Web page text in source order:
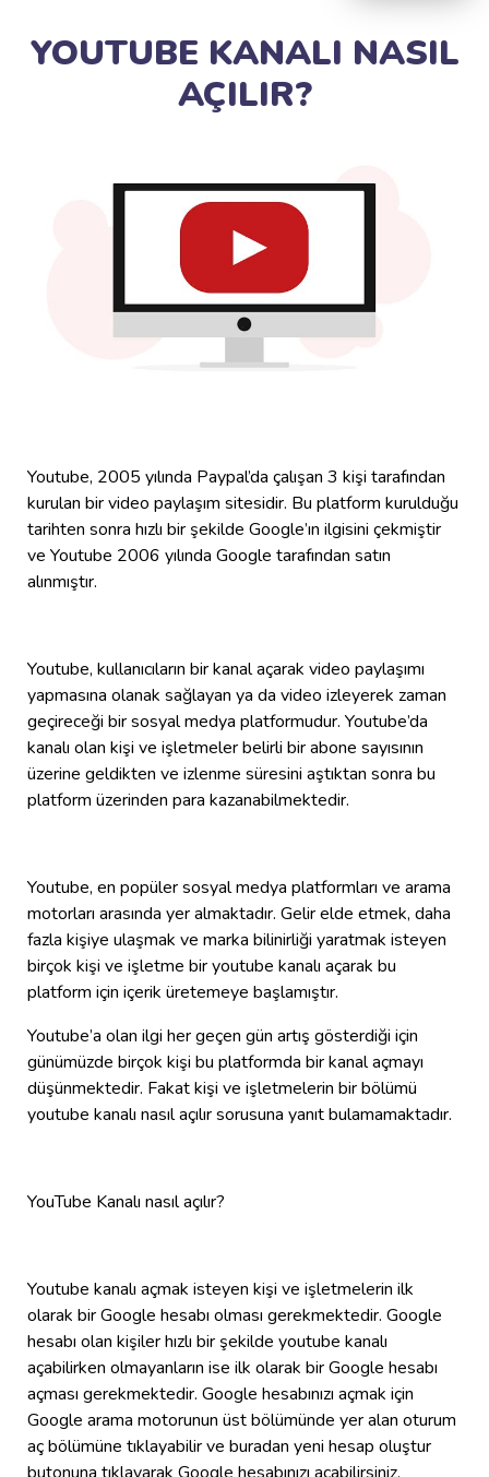
YOUTUBE KANALI NASIL
AÇILIR?
Youtube, 2005 yılında Paypal’da çalışan 3 kişi tarafından
kurulan bir video paylaşım sitesidir. Bu platform kurulduğu
tarihten sonra hızlı bir şekilde Google’ın ilgisini çekmiştir
ve Youtube 2006 yılında Google tarafından satın
alınmıştır.
Youtube, kullanıcıların bir kanal açarak video paylaşımı
yapmasına olanak sağlayan ya da video izleyerek zaman
geçireceği bir sosyal medya platformudur. Youtube’da
kanalı olan kişi ve işletmeler belirli bir abone sayısının
üzerine geldikten ve izlenme süresini aştıktan sonra bu
platform üzerinden para kazanabilmektedir.
Youtube, en popüler sosyal medya platformları ve arama
motorları arasında yer almaktadır. Gelir elde etmek, daha
fazla kişiye ulaşmak ve marka bilinirliği yaratmak isteyen
birçok kişi ve işletme bir youtube kanalı açarak bu
platform için içerik üretemeye başlamıştır.
Youtube’a olan ilgi her geçen gün artış gösterdiği için
günümüzde birçok kişi bu platformda bir kanal açmayı
düşünmektedir. Fakat kişi ve işletmelerin bir bölümü
youtube kanalı nasıl açılır sorusuna yanıt bulamamaktadır.
YouTube Kanalı nasıl açılır?
Youtube kanalı açmak isteyen kişi ve işletmelerin ilk
olarak bir Google hesabı olması gerekmektedir. Google
hesabı olan kişiler hızlı bir şekilde youtube kanalı
açabilirken olmayanların ise ilk olarak bir Google hesabı
açması gerekmektedir. Google hesabınızı açmak için
Google arama motorunun üst bölümünde yer alan oturum
aç bölümüne tıklayabilir ve buradan yeni hesap oluştur